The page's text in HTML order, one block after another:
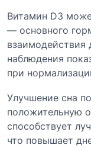
Витамин D3
— основного
взаимодействия
наблюдения
при
Улучшение сна
положительную
способствует
что повышает